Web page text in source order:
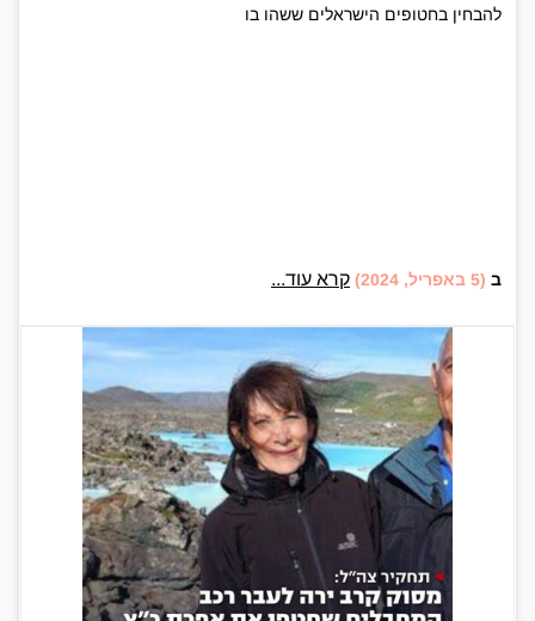
להבחין בחטופים הישראלים ששהו בו
ב (5 באפריל, 2024) קרא עוד...